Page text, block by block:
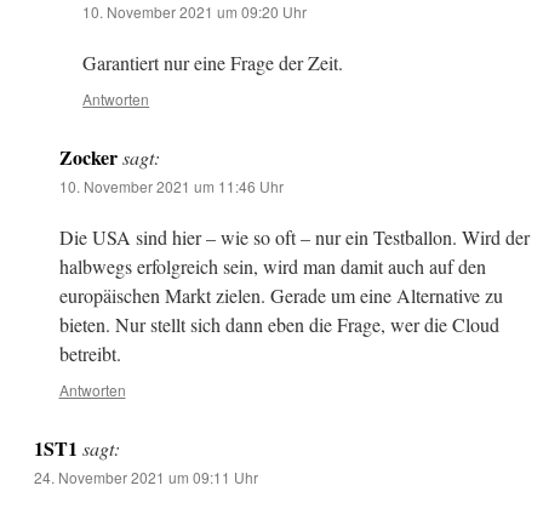
10. November 2021 um 09:20 Uhr
Garantiert nur eine Frage der Zeit.
Antworten
Zocker sagt:
10. November 2021 um 11:46 Uhr
Die USA sind hier – wie so oft – nur ein Testballon. Wird der
halbwegs erfolgreich sein, wird man damit auch auf den
europäischen Markt zielen. Gerade um eine Alternative zu
bieten. Nur stellt sich dann eben die Frage, wer die Cloud
betreibt.
Antworten
1ST1 sagt:
24. November 2021 um 09:11 Uhr